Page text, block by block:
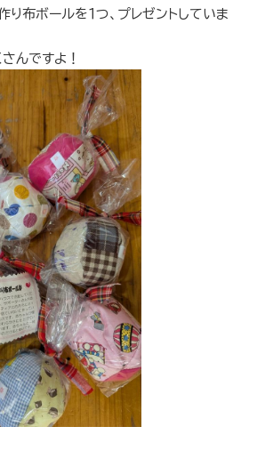
り布ボールを１つ、プレゼントしていま
んですよ！